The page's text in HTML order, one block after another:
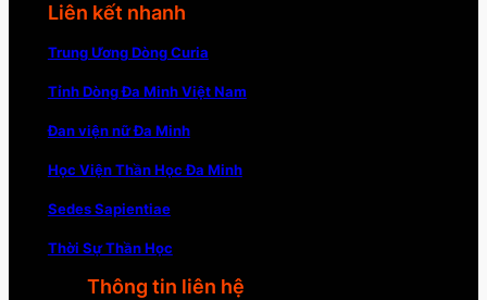
Liên kết nhanh
Trung Ương Dòng Curia
Tỉnh Dòng Đa Minh Việt Nam
Đan viện nữ Đa Minh
Học Viện Thần Học Đa Minh
Sedes Sapientiae
Thời Sự Thần Học
Thông tin liên hệ